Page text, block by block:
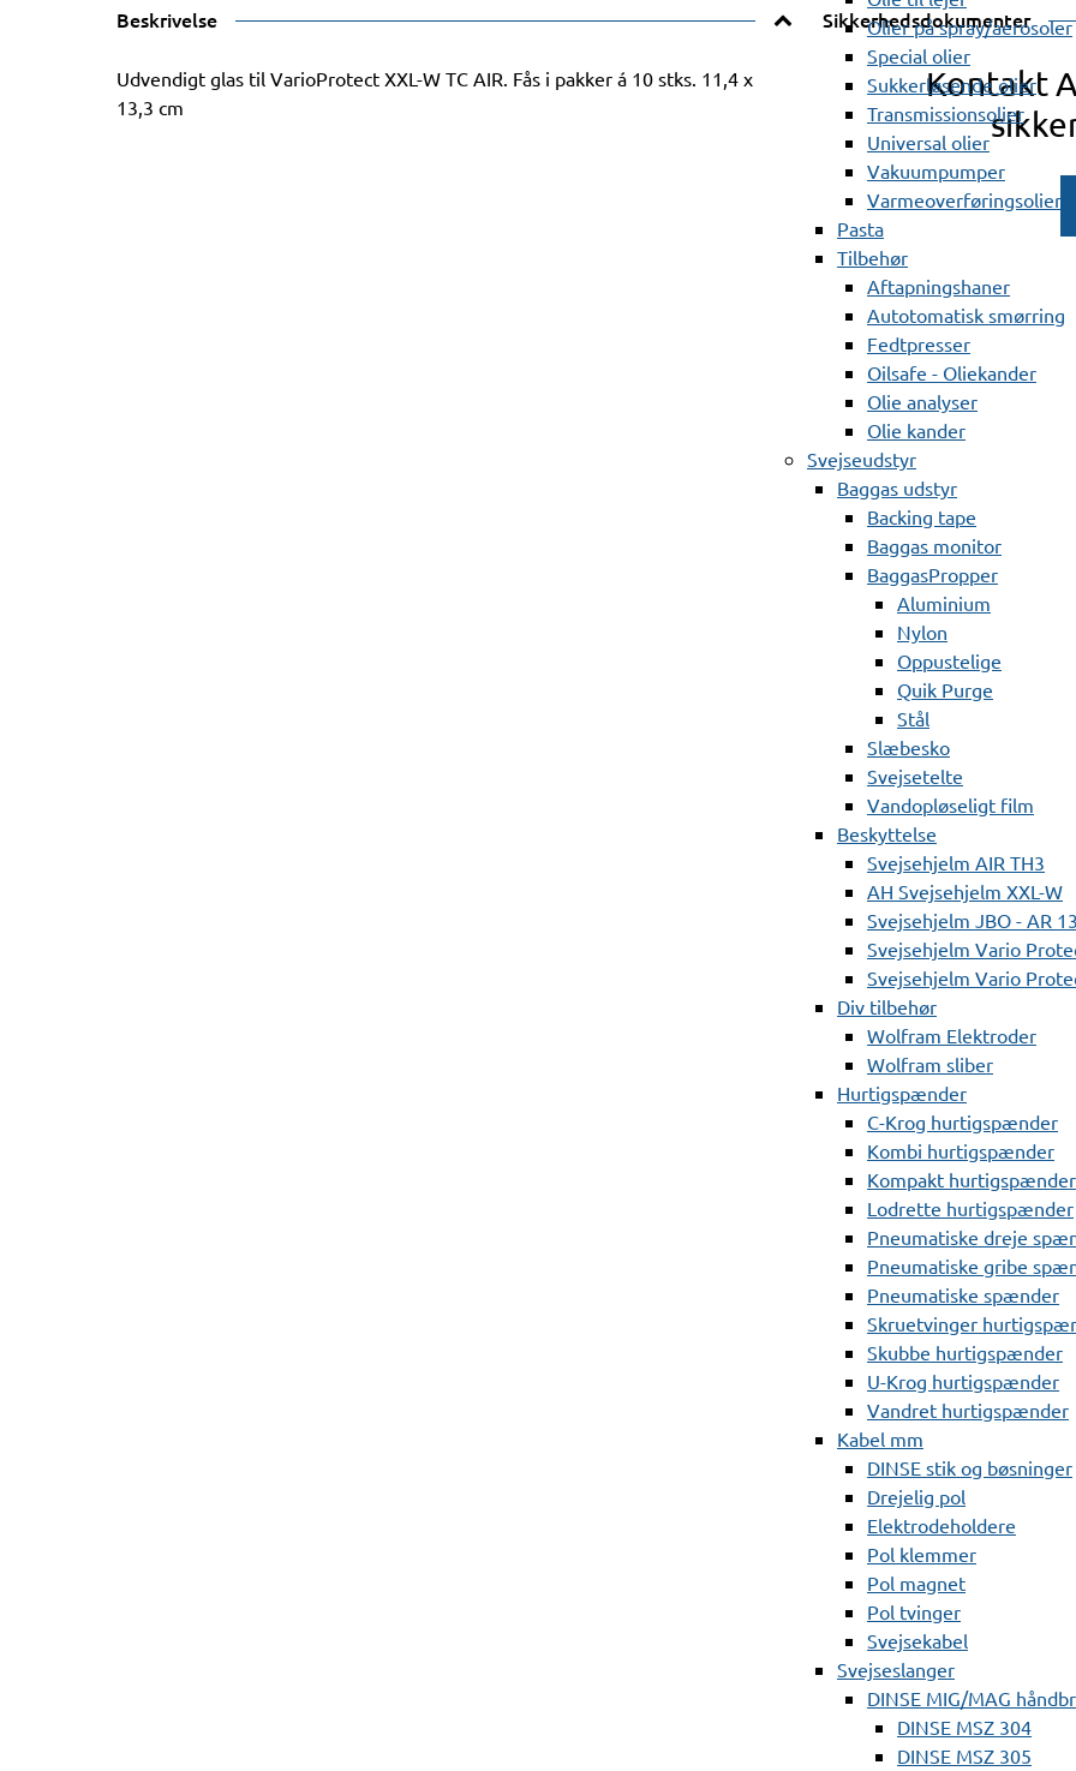
Olier på spray/aerosoler
Special olier
Sukkerløsende olier
Transmissionsolier
Universal olier
Vakuumpumper
Varmeoverføringsolier
Pasta
Tilbehør
Aftapningshaner
Autotomatisk smørring
Fedtpresser
Oilsafe - Oliekander
Olie analyser
Olie kander
Svejseudstyr
Baggas udstyr
Backing tape
Baggas monitor
BaggasPropper
Aluminium
Nylon
Oppustelige
Quik Purge
Stål
Slæbesko
Svejsetelte
Vandopløseligt film
Beskyttelse
Svejsehjelm AIR TH3
AH Svejsehjelm XXL-W
Svejsehjelm JBO - AR
Svejsehjelm Vario
Svejsehjelm Vario
Div tilbehør
Wolfram Elektroder
Wolfram sliber
Hurtigspænder
C-Krog hurtigspænder
Kombi hurtigspænder
Kompakt hurtigspænder
Lodrette hurtigspænder
Pneumatiske dreje
Pneumatiske gribe
Pneumatiske spænder
Skruetvinger
Skubbe hurtigspænder
U-Krog hurtigspænder
Vandret hurtigspænder
Kabel mm
DINSE stik og bøsninger
Drejelig pol
Elektrodeholdere
Pol klemmer
Pol magnet
Pol tvinger
Svejsekabel
Svejseslanger
DINSE MIG/MAG
DINSE MSZ 304
DINSE MSZ 305
Beskrivelse
Udvendigt glas til VarioProtect XXL-W TC AIR. Fås i pakker á 10 stks. 11,4 x
13,3 cm
Sikkerhedsdokumenter
Kontakt